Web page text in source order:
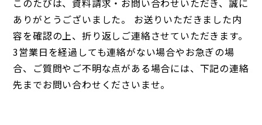
このたびは、資料請求・お問い合わせいただき、誠に
ありがとうございました。 お送りいただきました内
容を確認の上、折り返しご連絡させていただきます。
3営業日を経過しても連絡がない場合やお急ぎの場
合、ご質問やご不明な点がある場合には、下記の連絡
先までお問い合わせくださいませ。